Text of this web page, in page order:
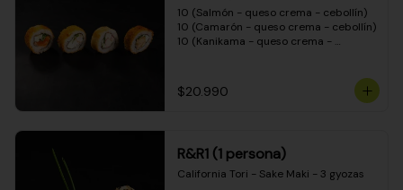
10 (Salmón - queso crema - cebollín)
10 (Camarón - queso crema - cebollín)
10 (Kanikama - queso crema -
$20.990
R&R1 (1 persona)
California Tori - Sake Maki - 3 gyozas